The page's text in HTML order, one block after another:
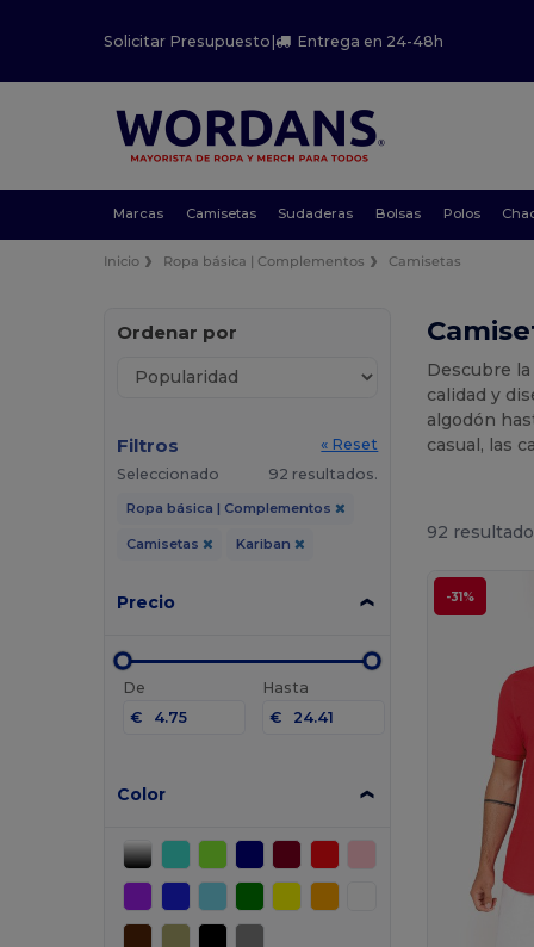
Solicitar Presupuesto | Entrega en 24-48h
Marcas Camisetas Sudaderas Bolsas Polos
Inicio Ropa básica | Complementos Camisetas
Ordenar por
Filtros
« Reset
Seleccionado
92 resultados.
Ropa básica | Complementos
Camisetas Kariban
Precio
De
€
Hasta
€
Color
Descubre
calidad y
algodón
casual, las
92
-31%